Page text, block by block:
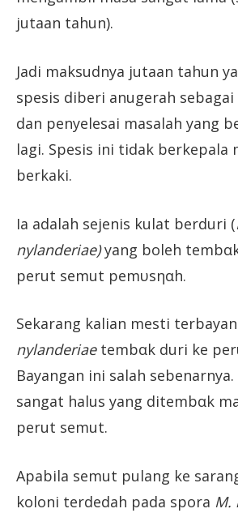
jutaan tahun).
Jadi maksudnya jutaan tahun
spesis diberi anugerah
dan penyelesai masalah yang
lagi. Spesis ini tidak berkepala
berkaki.
Ia adalah sejenis kulat berduri (
nylanderiae)yang boleh
perut semut pemυsηαh.
Sekarang kalian mesti
nylanderiaetembαk duri ke
Bayangan ini salah
sangat halus yang ditembαk
perut semut.
Apabila semut pulang ke
koloni terdedah pada spora M.